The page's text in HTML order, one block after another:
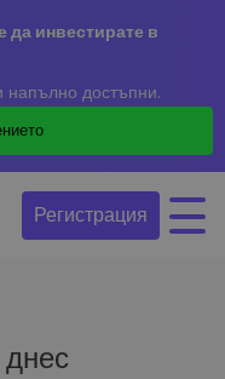
инвестирате в
напълно достъпни.
Регистрация